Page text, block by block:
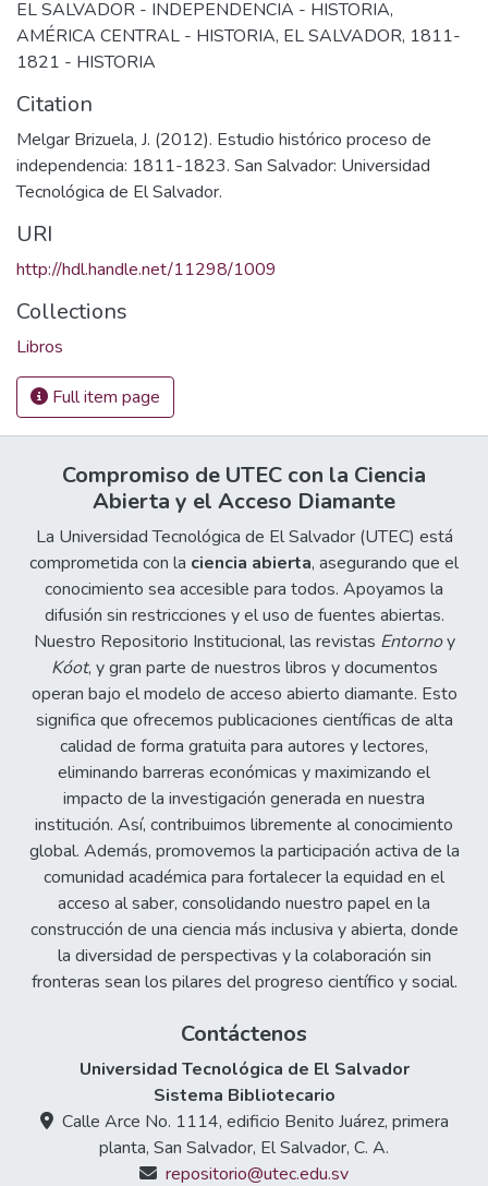
EL SALVADOR - INDEPENDENCIA - HISTORIA,
AMÉRICA CENTRAL - HISTORIA, EL SALVADOR, 1811-
1821 - HISTORIA
Citation
Melgar Brizuela, J. (2012). Estudio histórico proceso de
independencia: 1811-1823. San Salvador: Universidad
Tecnológica de El Salvador.
URI
http://hdl.handle.net/11298/1009
Collections
Libros
Full item page
Compromiso de UTEC con la Ciencia
Abierta y el Acceso Diamante
La Universidad Tecnológica de El Salvador (UTEC) está
comprometida con la ciencia abierta, asegurando que el
conocimiento sea accesible para todos. Apoyamos la
difusión sin restricciones y el uso de fuentes abiertas.
Nuestro Repositorio Institucional, las revistas Entornoy
Kóot, y gran parte de nuestros libros y documentos
operan bajo el modelo de acceso abierto diamante. Esto
significa que ofrecemos publicaciones científicas de alta
calidad de forma gratuita para autores y lectores,
eliminando barreras económicas y maximizando el
impacto de la investigación generada en nuestra
institución. Así, contribuimos libremente al conocimiento
global. Además, promovemos la participación activa de la
comunidad académica para fortalecer la equidad en el
acceso al saber, consolidando nuestro papel en la
construcción de una ciencia más inclusiva y abierta, donde
la diversidad de perspectivas y la colaboración sin
fronteras sean los pilares del progreso científico y social.
Contáctenos
Universidad Tecnológica de El Salvador
Sistema Bibliotecario
Calle Arce No. 1114, edificio Benito Juárez, primera
planta, San Salvador, El Salvador, C. A.
repositorio@utec.edu.sv